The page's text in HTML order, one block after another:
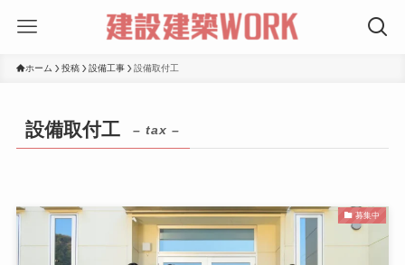
ホーム 投稿 設備工事 設備取付工
設備取付工 – tax –
募集中